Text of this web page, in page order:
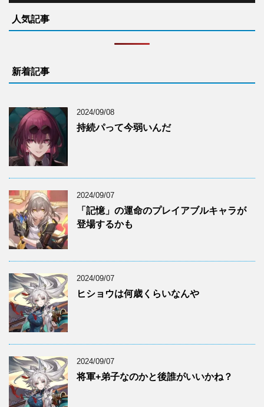
人気記事
新着記事
2024/09/08
持続パって今弱いんだ
2024/09/07
「記憶」の運命のプレイアブルキャラが
登場するかも
2024/09/07
ヒショウは何歳くらいなんや
2024/09/07
将軍+弟子なのかと後誰がいいかね？